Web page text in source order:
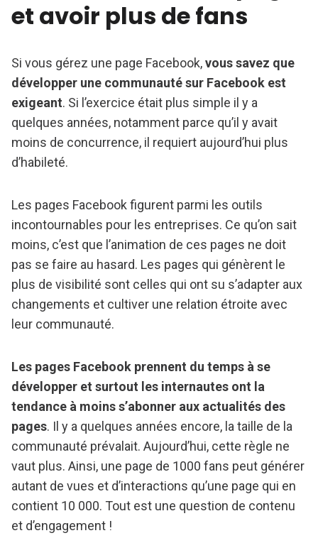
et avoir plus de fans
Si vous gérez une page Facebook,vous savez que
développer une communauté sur Facebook est
exigeant. Si l’exercice était plus simple il y a
quelques années, notamment parce qu’il y avait
moins de concurrence, il requiert aujourd’hui plus
d’habileté.
Les pages Facebook figurent parmi les outils
incontournables pour les entreprises. Ce qu’on sait
moins, c’est que l’animation de ces pages ne doit
pas se faire au hasard. Les pages qui génèrent le
plus de visibilité sont celles qui ont su s’adapter aux
changements et cultiver une relation étroite avec
leur communauté.
Les pages Facebook prennent du temps à se
développer et surtout les internautes ont la
tendance à moins s’abonner aux actualités des
pages. Il y a quelques années encore, la taille de la
communauté prévalait. Aujourd’hui, cette règle ne
vaut plus. Ainsi, une page de 1000 fans peut générer
autant de vues et d’interactions qu’une page qui en
contient 10 000. Tout est une question de contenu
et d’engagement !